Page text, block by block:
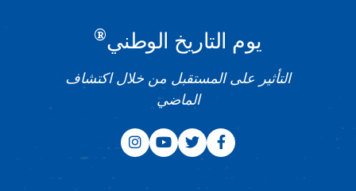
يوم التاريخ الوطني®
التأثير على المستقبل من خلال اكتشاف
الماضي